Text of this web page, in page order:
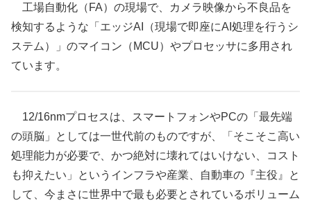
工場自動化（FA）の現場で、カメラ映像から不良品を
検知するような「エッジAI（現場で即座にAI処理を行うシ
ステム）」のマイコン（MCU）やプロセッサに多用され
ています。
12/16nmプロセスは、スマートフォンやPCの「最先端
の頭脳」としては一世代前のものですが、「そこそこ高い
処理能力が必要で、かつ絶対に壊れてはいけない、コスト
も抑えたい」というインフラや産業、自動車の『主役』と
して、今まさに世界中で最も必要とされているボリューム